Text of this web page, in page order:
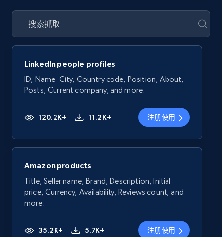
LinkedIn people profiles
ID, Name, City, Country code, Position, About,
Posts, Current company, and more.
120.2K+ 11.2K+ 注册使用
Amazon products
Title, Seller name, Brand, Description, Initial
price, Currency, Availability, Reviews count, and
more.
35.2K+ 5.7K+ 注册使用